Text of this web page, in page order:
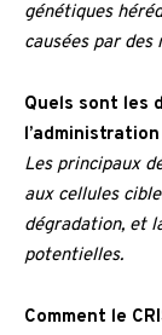
génétiques
causées par des
Quels sont les
Les principaux
aux cellules
dégradation, et
potentielles.
Comment le